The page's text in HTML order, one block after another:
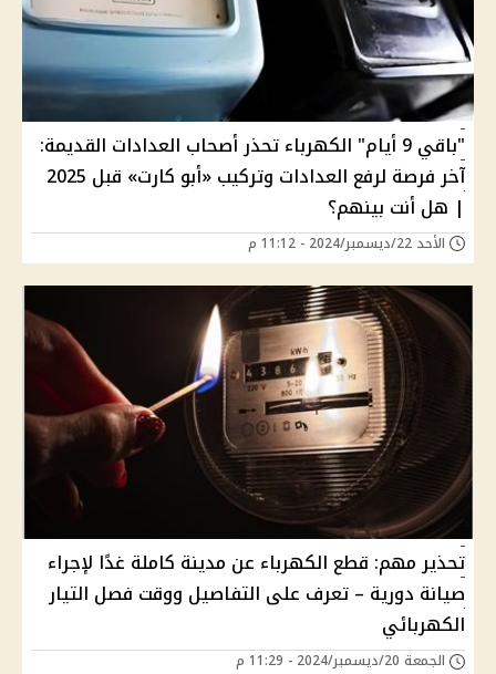
"باقي 9 أيام" الكهرباء تحذر أصحاب العدادات القديمة:
آخر فرصة لرفع العدادات وتركيب «أبو كارت» قبل 2025
| هل أنت بينهم؟
الأحد 22/ديسمبر/2024 - 11:12 م
تحذير مهم: قطع الكهرباء عن مدينة كاملة غدًا لإجراء
صيانة دورية – تعرف على التفاصيل ووقت فصل التيار
الكهربائي
الجمعة 20/ديسمبر/2024 - 11:29 م